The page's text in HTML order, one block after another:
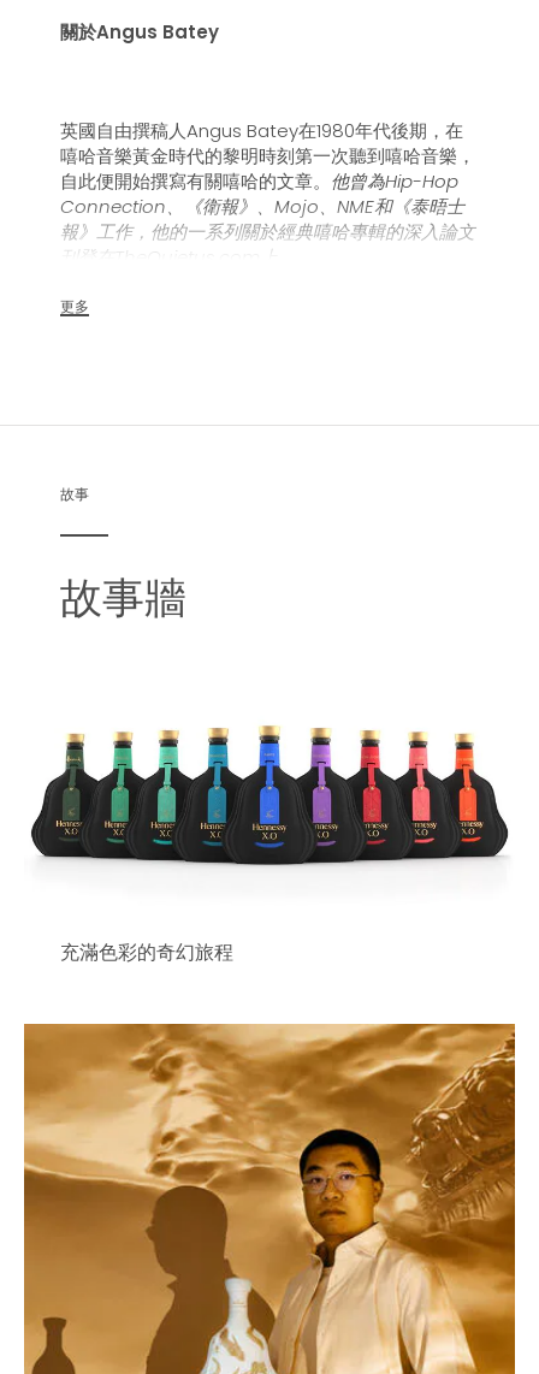
關於Angus Batey
英國自由撰稿人Angus Batey在1980年代後期，在
嘻哈音樂黃金時代的黎明時刻第一次聽到嘻哈音樂，
自此便開始撰寫有關嘻哈的文章。 他曾為Hip-Hop
Connection、《衛報》、Mojo、NME和《泰晤士
報》工作，他的一系列關於經典嘻哈專輯的深入論文
刊登在TheQuietus.com上。
更多
故事
故事牆
充滿色彩的奇幻旅程